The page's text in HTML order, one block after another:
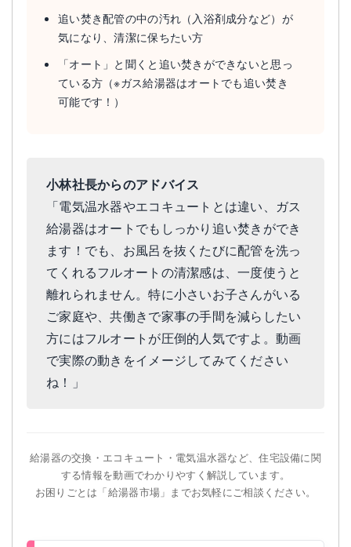
追い焚き配管の中の汚れ（入浴剤成分など）が
気になり、清潔に保ちたい方
「オート」と聞くと追い焚きができないと思っ
ている方（※ガス給湯器はオートでも追い焚き
可能です！）
小林社長からのアドバイス
「電気温水器やエコキュートとは違い、ガス
給湯器はオートでもしっかり追い焚きができ
ます！でも、お風呂を抜くたびに配管を洗っ
てくれるフルオートの清潔感は、一度使うと
離れられません。特に小さいお子さんがいる
ご家庭や、共働きで家事の手間を減らしたい
方にはフルオートが圧倒的人気ですよ。動画
で実際の動きをイメージしてみてください
ね！」
給湯器の交換・エコキュート・電気温水器など、住宅設備に関
する情報を動画でわかりやすく解説しています。
お困りごとは「給湯器市場」までお気軽にご相談ください。